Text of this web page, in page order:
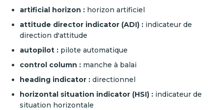
artificial horizon : horizon artificiel
attitude director indicator (ADI) : indicateur de
direction d'attitude
autopilot : pilote automatique
control column : manche à balai
heading indicator : directionnel
horizontal situation indicator (HSI) : indicateur de
situation horizontale